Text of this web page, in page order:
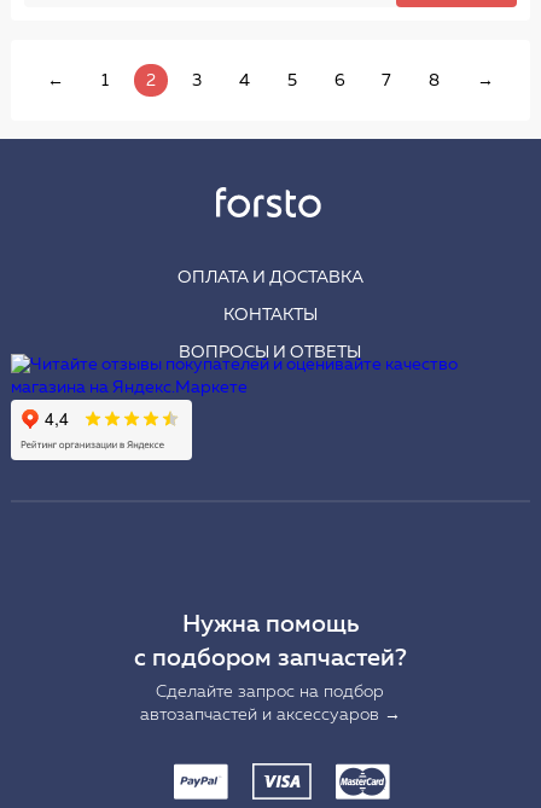
← 1 2 3 4 5 6 7 8 →
ОПЛАТА И ДОСТАВКА
КОНТАКТЫ
ВОПРОСЫ И ОТВЕТЫ
Нужна помощь
с подбором запчастей?
Сделайте запрос на подбор
автозапчастей и аксессуаров →